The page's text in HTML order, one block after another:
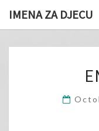
IMENA ZA DJECU